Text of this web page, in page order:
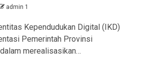
admin 1
Kependudukan Digital (IKD)
Pemerintah Provinsi
merealisasikan…